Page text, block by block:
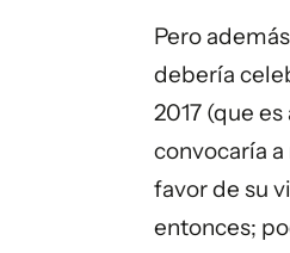
Pero
debería
2017 (que
convocaría
favor de su
entonces;